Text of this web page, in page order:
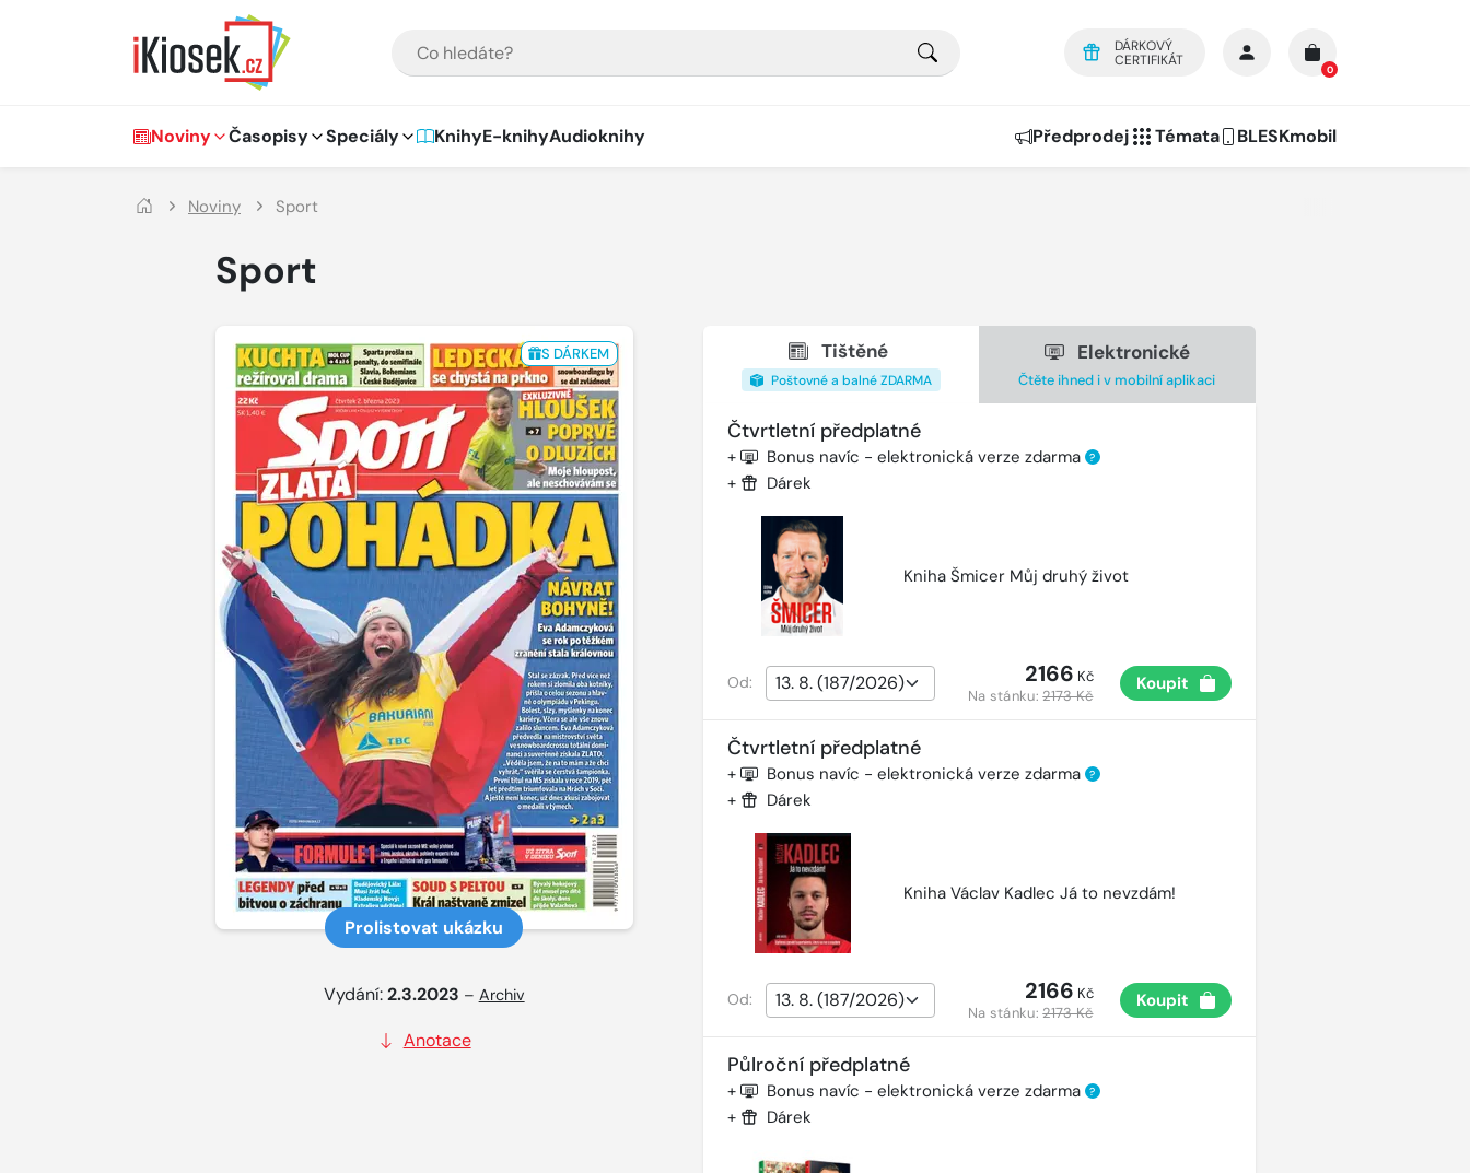
DÁRKOVÝ
CERTIFIKÁT
0
Hlavní navigace
Noviny Časopisy Speciály KnihyE-knihyAudioknihy Předprodej Témata BLESKmobil
Noviny Sport
Sport
S DÁRKEM
Prolistovat ukázku
Vydání:2.3.2023 – Archiv
Anotace
Tištěné
Poštovné a balné ZDARMA
Elektronické
Čtěte ihned i v mobilní aplikaci
Čtvrtletní předplatné
+ Bonus navíc - elektronická verze zdarma ?
+ Dárek
Kniha Šmicer Můj druhý život
Od: 2166 Kč
Na stánku:2173 Kč
Koupit
Čtvrtletní předplatné
+ Bonus navíc - elektronická verze zdarma ?
+ Dárek
Kniha Václav Kadlec Já to nevzdám!
Od: 2166 Kč
Na stánku:2173 Kč
Koupit
Půlroční předplatné
+ Bonus navíc - elektronická verze zdarma ?
+ Dárek